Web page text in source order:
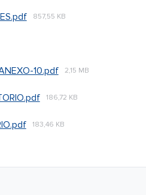
857,55 KB
10.pdf 2,15 MB
186,72 KB
183,46 KB